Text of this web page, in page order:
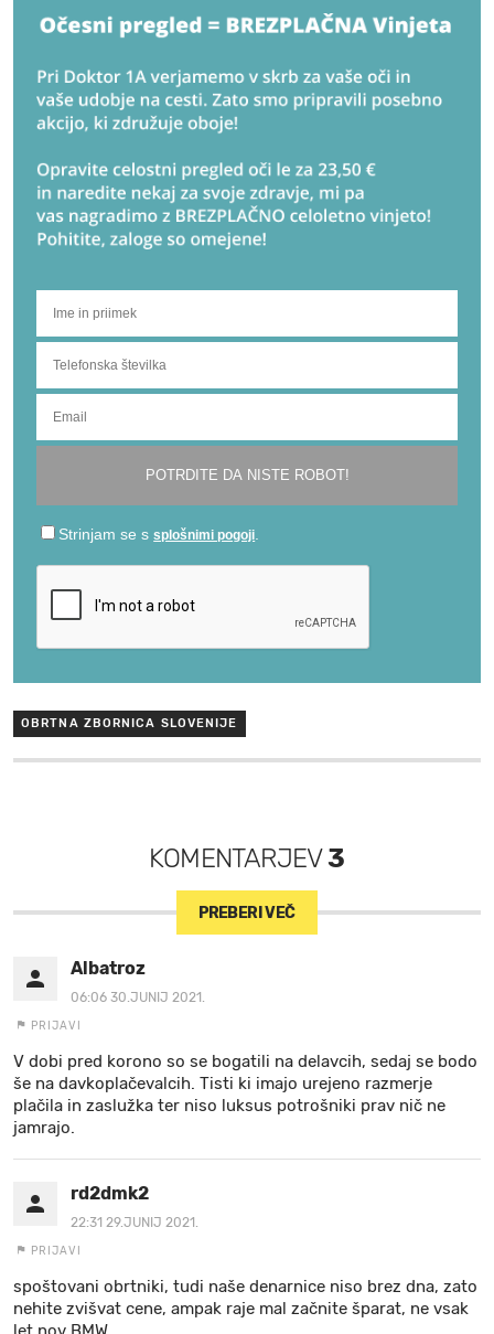
OBRTNA ZBORNICA SLOVENIJE
KOMENTARJEV3
PREBERI VEČ
Albatroz
06:06 30.JUNIJ 2021.
PRIJAVI
V dobi pred korono so se bogatili na delavcih, sedaj se bodo
še na davkoplačevalcih. Tisti ki imajo urejeno razmerje
plačila in zaslužka ter niso luksus potrošniki prav nič ne
jamrajo.
rd2dmk2
22:31 29.JUNIJ 2021.
PRIJAVI
spoštovani obrtniki, tudi naše denarnice niso brez dna, zato
nehite zvišvat cene, ampak raje mal začnite šparat, ne vsak